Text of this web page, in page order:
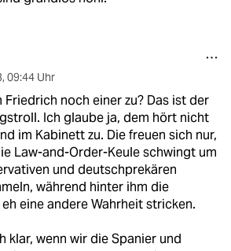
, 09:44 Uhr
Friedrich noch einer zu? Das ist der
Ich glaube ja, dem hört nicht
im Kabinett zu. Die freuen sich nur,
Law-and-Order-Keule schwingt um
und deutschprekären
während hinter ihm die
eine andere Wahrheit stricken.
klar, wenn wir die Spanier und